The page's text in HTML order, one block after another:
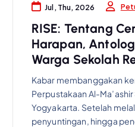
Jul, Thu, 2026
RISE: Tentang
Harapan,
Warga Sekolah
Kabar membanggakan
Perpustakaan Al-
Yogyakarta. Setelah
penyuntingan, hingga